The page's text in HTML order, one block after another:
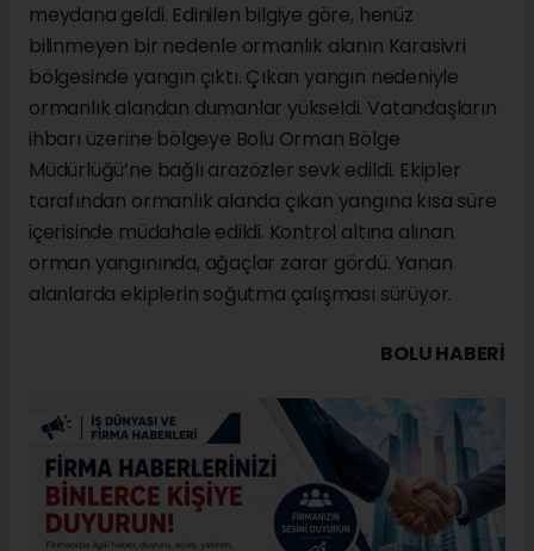
meydana geldi. Edinilen bilgiye göre, henüz
bilinmeyen bir nedenle ormanlık alanın Karasivri
bölgesinde yangın çıktı. Çıkan yangın nedeniyle
ormanlık alandan dumanlar yükseldi. Vatandaşların
ihbarı üzerine bölgeye Bolu Orman Bölge
Müdürlüğü’ne bağlı arazözler sevk edildi. Ekipler
tarafından ormanlık alanda çıkan yangına kısa süre
içerisinde müdahale edildi. Kontrol altına alınan
orman yangınında, ağaçlar zarar gördü. Yanan
alanlarda ekiplerin soğutma çalışması sürüyor.
BOLU HABERİ